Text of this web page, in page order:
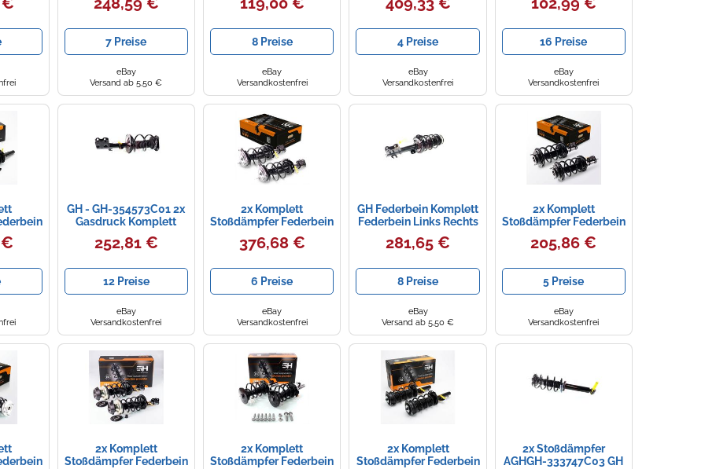
7 Preise
eBay
Versand ab 5,50 €
8L 96-03 1.8/1.9TDI
8 Preise
eBay
Versandkostenfrei
1.6 D2 C30 544
4 Preise
eBay
Versandkostenfrei
III Turnier
16 Preise
eBay
Versandkostenfrei
TT
€
GH - GH-354573C01 2x
Gasdruck Komplett
zusammengebaut
Federbein Vorne
Stoßdämpfer
252,81 €
12 Preise
eBay
Versandkostenfrei
2x Komplett
Stoßdämpfer Federbein
Satz Vorne für Kia Ceed
2014-2015 1.4-1.6
376,68 €
6 Preise
eBay
Versandkostenfrei
GH Federbein Komplett
Federbein Links Rechts
Vorne Vorne links Vorne
rechts
281,65 €
8 Preise
eBay
Versand ab 5,50 €
2x Komplett
Stoßdämpfer Federbein
Satz Vorne für Mazda
Premacy (CP) 1999-
205,86 €
5 Preise
eBay
Versandkostenfrei
2x Komplett
Stoßdämpfer Federbein
2x Komplett
Stoßdämpfer Federbein
2x Komplett
Stoßdämpfer Federbein
2x Stoßdämpfer
AGHGH-333747C03 GH